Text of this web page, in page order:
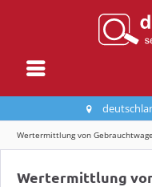
Wertermittlung von
Wertermittlung